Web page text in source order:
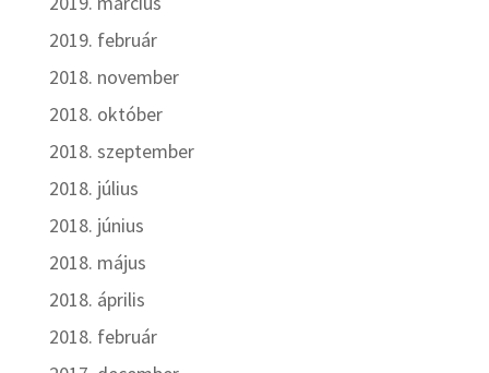
2019. február
2018. november
2018. október
2018. szeptember
2018. július
2018. június
2018. május
2018. április
2018. február